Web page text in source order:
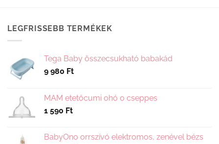
több
variációja
változatok
a
választhatók
A
LEGFRISSEBB TERMÉKEK
Tega Baby összecsukható babakád
9 980 Ft
MAM etetőcumi 0hó 0 cseppes
1 590 Ft
BabyOno orrszívó elektromos, zenével bézs